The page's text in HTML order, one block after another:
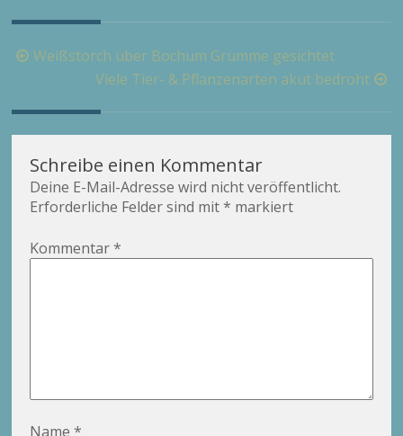
Beitragsnavigation
Weißstorch über Bochum Grumme gesichtet
Viele Tier- & Pflanzenarten akut bedroht
Schreibe einen Kommentar
Deine E-Mail-Adresse wird nicht veröffentlicht.
Erforderliche Felder sind mit* markiert
Kommentar*
Name*